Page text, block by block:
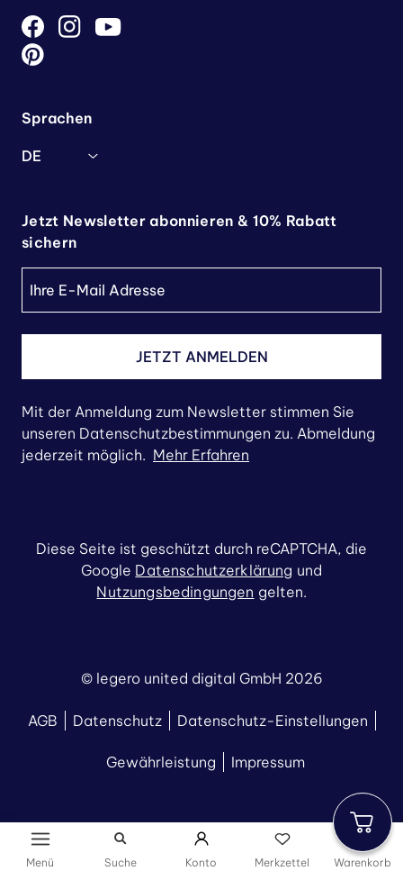
Menü Suche Konto Merkzettel Warenkorb
Sprachen
DE
Jetzt Newsletter abonnieren & 10% Rabatt
sichern
JETZT ANMELDEN
Mit der Anmeldung zum Newsletter stimmen Sie
unseren Datenschutzbestimmungen zu. Abmeldung
jederzeit möglich. Mehr Erfahren
© legero united digital GmbH 2026
AGB Datenschutz Datenschutz-Einstellungen
Gewährleistung Impressum
Diese Seite ist geschützt durch reCAPTCHA, die
Google Datenschutzerklärung und
Nutzungsbedingungen gelten.